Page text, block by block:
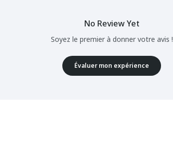
No Review Yet
Soyez le premier à donner votre avis !
Évaluer mon expérience